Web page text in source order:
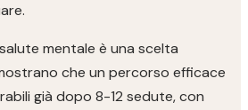
mentale è una scelta
che un percorso efficace
già dopo 8-12 sedute, con